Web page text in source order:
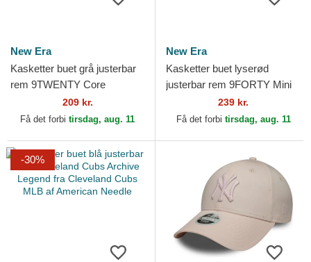
New Era
Kasketter buet grå justerbar
rem 9TWENTY Core
Classics fra New York
Yankees MLB af New Era
209 kr.
Få det forbi tirsdag, aug. 11
New Era
Kasketter buet lyserød
justerbar rem 9FORTY Mini
Cord fra Los Angeles
Dodgers MLB af New Era
239 kr.
Få det forbi tirsdag, aug. 11
-30%